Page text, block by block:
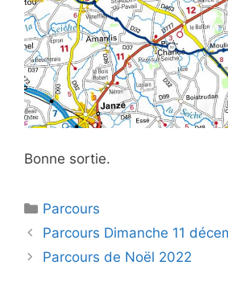
Bonne sortie.
Catégories
Parcours
Navigation
des
Parcours Dimanche 11
Parcours de Noël 2022